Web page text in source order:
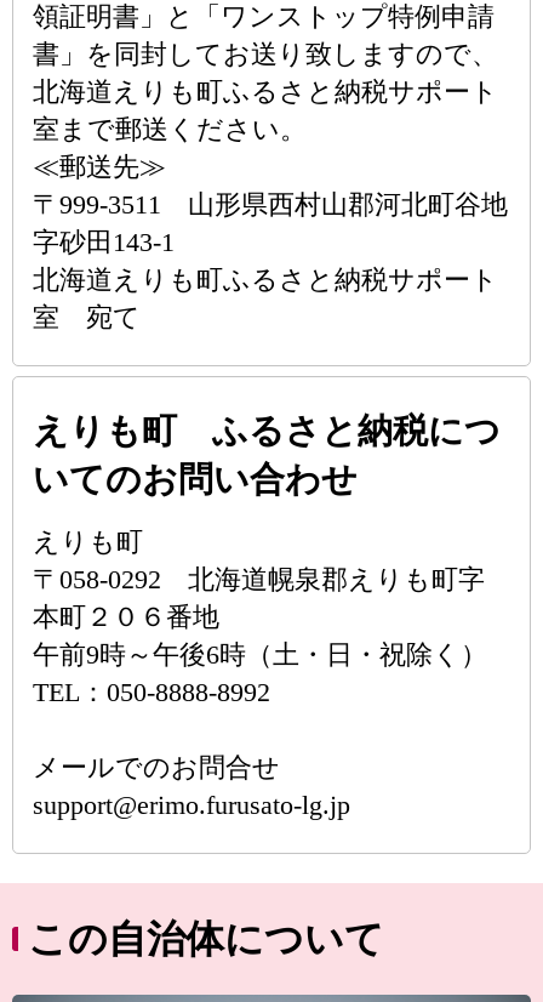
領証明書」と「ワンストップ特例申請
書」を同封してお送り致しますので、
北海道えりも町ふるさと納税サポート
室まで郵送ください。
≪郵送先≫
〒999-3511 山形県西村山郡河北町谷地
字砂田143-1
北海道えりも町ふるさと納税サポート
室 宛て
えりも町 ふるさと納税につ
いてのお問い合わせ
えりも町
〒058-0292 北海道幌泉郡えりも町字
本町２０６番地
午前9時～午後6時（土・日・祝除く）
TEL：050-8888-8992
メールでのお問合せ
support@erimo.furusato-lg.jp
この自治体について